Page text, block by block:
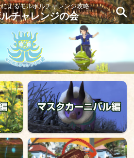
よるモルボルチャレンジ攻略
チャレンジの会